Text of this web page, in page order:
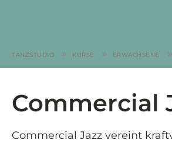
TANZSTUDIO » KURSE » ERWACHSENE »
Commercial
Commercial Jazz vereint